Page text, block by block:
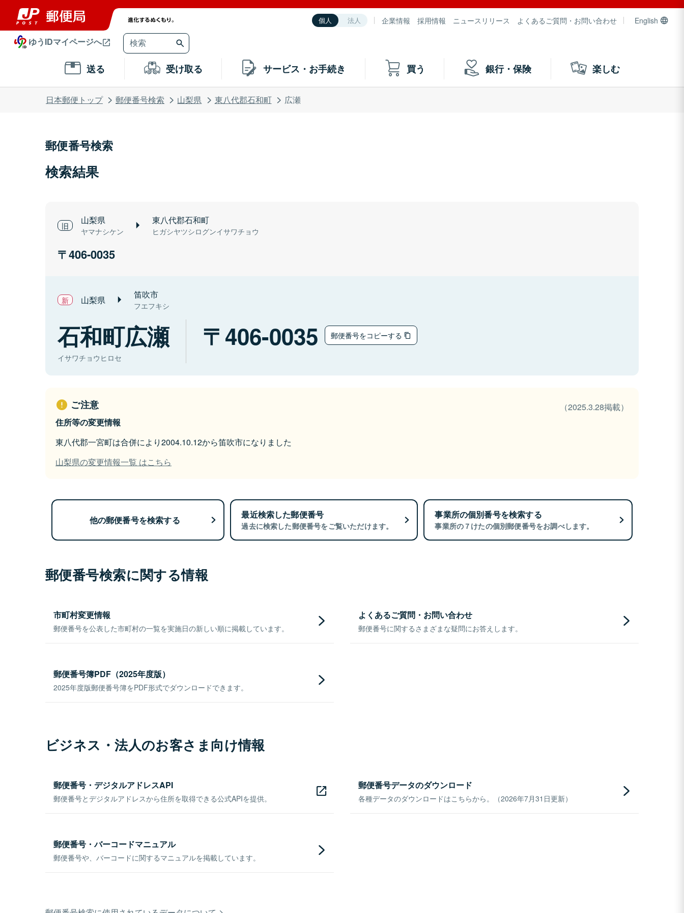
個人 法人 企業情報 採用情報 ニュースリリース よくあるご質問・お問い合わせ English
ゆうIDマイページへ
送る 受け取る サービス・お手続き 買う 銀行・保険 楽しむ
日本郵便トップ 郵便番号検索 山梨県 東八代郡石和町 広瀬
郵便番号検索
検索結果
山梨県
ヤマナシケン
東八代郡石和町
ヒガシヤツシログンイサワチョウ
406-0035
山梨県 笛吹市
フエフキシ
石和町広瀬
イサワチョウヒロセ
406-0035 郵便番号をコピーする
ご注意
（2025.3.28掲載）
住所等の変更情報
東八代郡一宮町は合併により2004.10.12から笛吹市になりました
山梨県の変更情報一覧 はこちら
他の郵便番号を検索する 最近検索した郵便番号
過去に検索した郵便番号をご覧いただけます。
事業所の個別番号を検索する
事業所の７けたの個別郵便番号をお調べします。
郵便番号検索に関する情報
市町村変更情報
郵便番号を公表した市町村の一覧を実施日の新しい順に掲載しています。
よくあるご質問・お問い合わせ
郵便番号に関するさまざまな疑問にお答えします。
郵便番号簿PDF（2025年度版）
2025年度版郵便番号簿をPDF形式でダウンロードできます。
ビジネス・法人のお客さま向け情報
郵便番号・デジタルアドレスAPI
郵便番号とデジタルアドレスから住所を取得できる公式APIを提供。
郵便番号データのダウンロード
各種データのダウンロードはこちらから。（2026年7月31日更新）
郵便番号・バーコードマニュアル
郵便番号や、バーコードに関するマニュアルを掲載しています。